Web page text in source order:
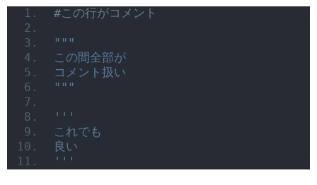
#この行がコメント
"""
この間全部が
コメント扱い
"""
'''
これでも
良い
'''